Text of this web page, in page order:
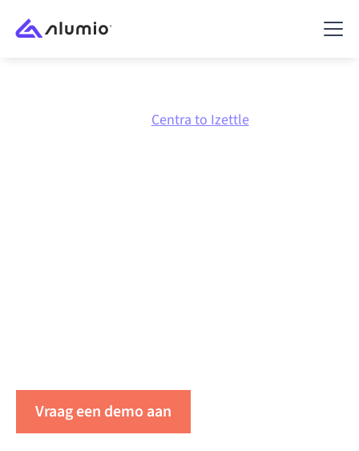
Centra to Izettle
Vraag een demo aan